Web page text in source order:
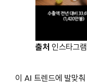
출처 인스타그램
이 AI 트렌드에 발맞춰